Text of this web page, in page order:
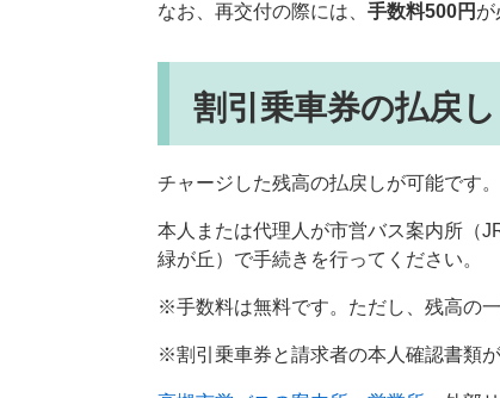
なお、再交付の際には、 手数料500円 が
割引乗車券の払戻し
チャージした残高の払戻しが可能です。
本人または代理人が市営バス案内所（
緑が丘）で手続きを行ってください。
※手数料は無料です。ただし、残高の
※割引乗車券と請求者の本人確認書類が